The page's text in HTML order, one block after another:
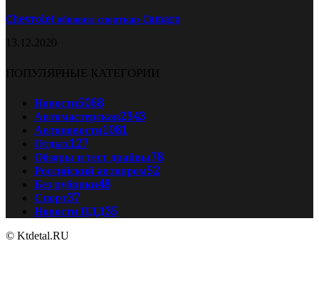
Chevrolet обновил спорткар Camaro
13.12.2020
ПОПУЛЯРНЫЕ КАТЕГОРИИ
Новости5068
Автомастерская2343
Автоновости1081
Отдых127
Обзоры и тест драйвы78
Российский автопром52
Без рубрики48
Спорт37
Новости ПДД35
© Ktdetal.RU